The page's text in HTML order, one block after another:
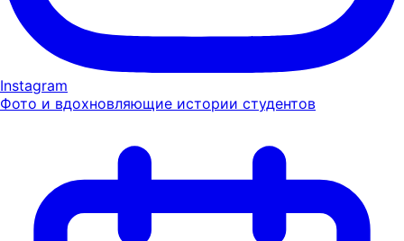
Instagram
Фото и вдохновляющие истории студентов